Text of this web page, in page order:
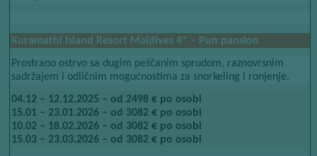
Kuramathi Island Resort Maldives​​ 4*​​ – Pun pansion
Prostrano ostrvo sa dugim peščanim sprudom, raznovrsnim
sadržajem i odličnim mogućnostima za snorkeling i ronjenje.
04.12 – 12.12.2025 – od 2498 € po osobi
15.01 – 23.01.2026 – od 3082 € po osobi
10.02 – 18.02.2026 – od 3082 € po osobi
15.03 – 23.03.2026 – od 3082 € po osobi